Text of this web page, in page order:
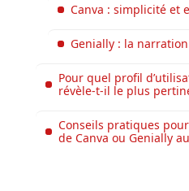
Canva : simplicité et
Genially : la
Pour quel profil
révèle-t-il le plus
Conseils pratiques
de Canva ou Genially